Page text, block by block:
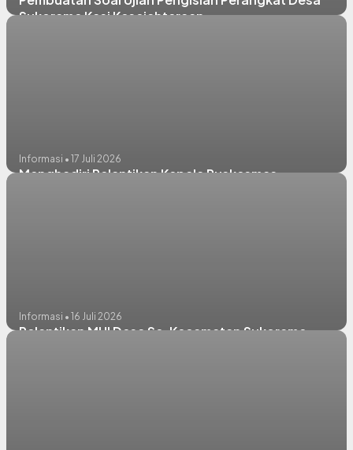
Sukorame Kasi Kesejahteraan
Informasi • 17 Juli 2026
Menghadiri Pelantikan Kepala Puskesmas
Informasi • 16 Juli 2026
Pelantikan MUI Desa Se-Kecamatan Sukorame